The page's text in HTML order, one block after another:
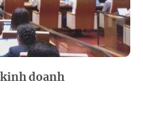
doanh